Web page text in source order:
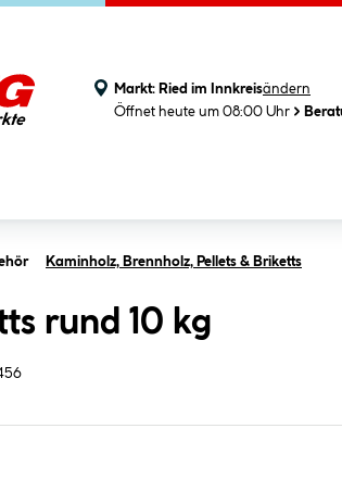
Markt: Ried im Innkreisändern
Öffnet heute um 08:00 Uhr
Kaminholz, Brennholz, Pellets & Briketts
rund 10 kg